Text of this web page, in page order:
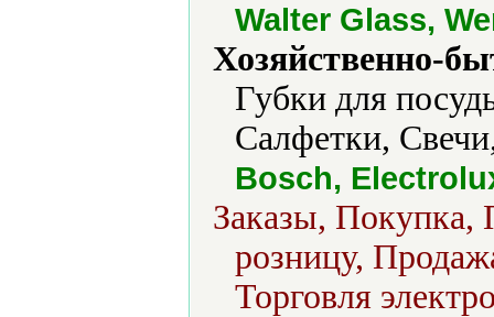
Walter Glass,
Хозяйственно-
Губки для
Салфетки,
Bosch,
Заказы, Покупка,
розницу,
Торговля